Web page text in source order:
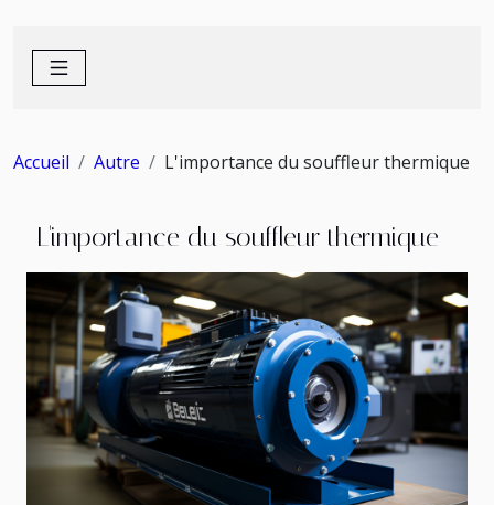
Accueil Autre L'importance du souffleur thermique
L'importance du souffleur thermique